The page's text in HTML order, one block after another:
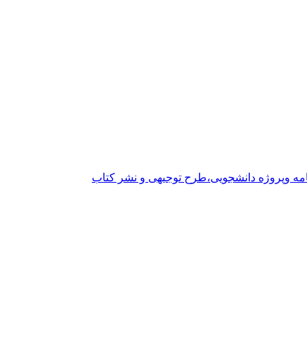
وپروژه دانشجویی،طرح توجیهی و نشر کتاب